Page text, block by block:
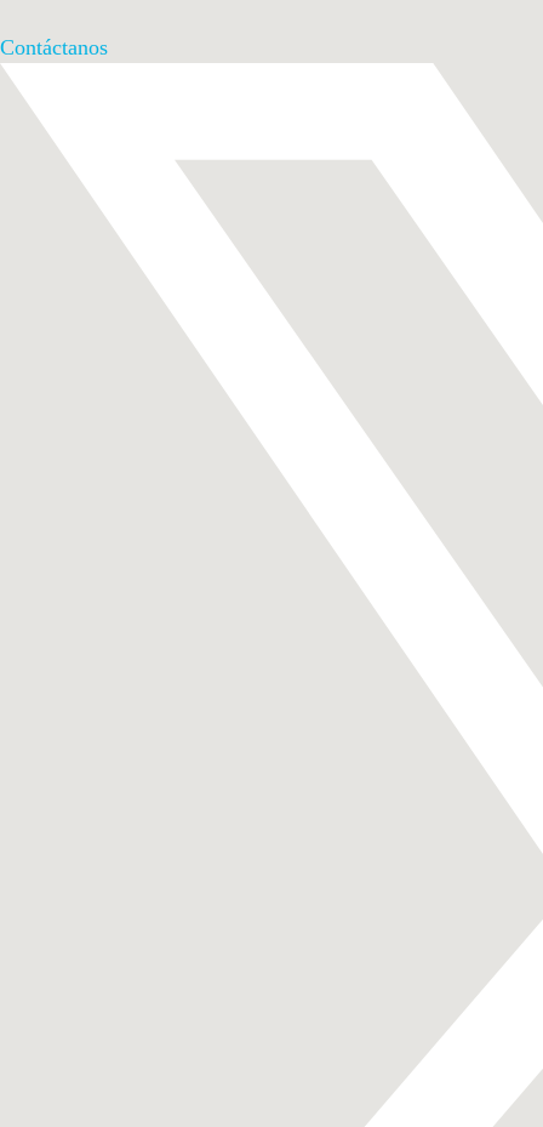
Contáctanos